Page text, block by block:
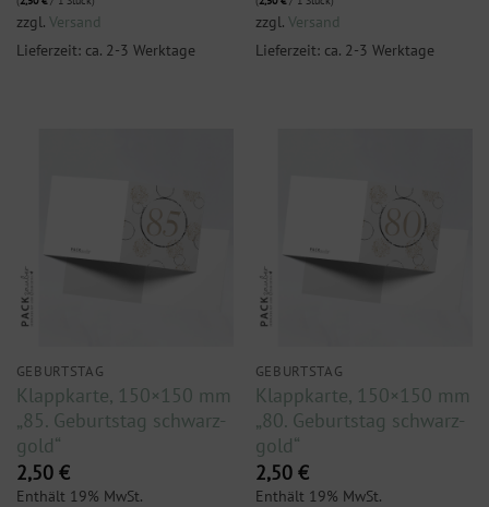
zzgl. Versand
Lieferzeit: ca. 2-3 Werktage
zzgl. Versand
Lieferzeit: ca. 2-3 Werktage
GEBURTSTAG
Klappkarte, 150×150 mm
„85. Geburtstag schwarz-
gold“
2,50 €
Enthält 19% MwSt.
GEBURTSTAG
Klappkarte, 150×150 mm
„80. Geburtstag schwarz-
gold“
2,50 €
Enthält 19% MwSt.